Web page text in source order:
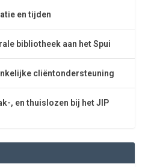
en tijden
bibliotheek aan het Spui
cliëntondersteuning
, en thuislozen bij het JIP